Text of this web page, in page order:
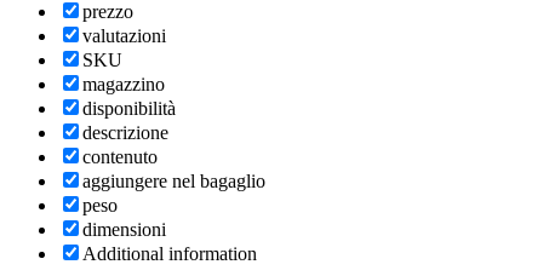
prezzo
valutazioni
SKU
magazzino
disponibilità
descrizione
contenuto
aggiungere nel bagaglio
peso
dimensioni
Additional information